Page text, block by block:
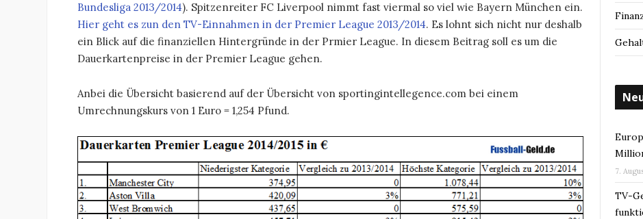
Bundesliga 2013/2014). Spitzenreiter FC Liverpool nimmt fast viermal so viel wie Bayern München ein.
Hier geht es zun den TV-Einnahmen in der Premier League 2013/2014. Es lohnt sich nicht nur deshalb
ein Blick auf die finanziellen Hintergründe in der Prmier League. In diesem Beitrag soll es um die
Dauerkartenpreise in der Premier League gehen.
Anbei die Übersicht basierend auf der Übersicht von sportingintellegence.com bei einem
Umrechnungskurs von 1 Euro = 1,254 Pfund.
7.
TV-